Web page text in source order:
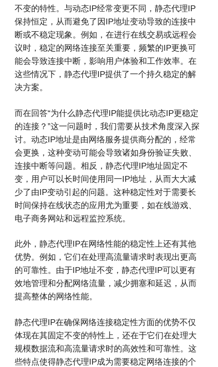
不变的特性。与动态IP经常变更不同，静态代理IP
保持恒定，从而避免了因IP地址变动导致的连接中
断或不稳定现象。例如，在进行在线交易或远程会
议时，稳定的网络连接至关重要，频繁的IP更换可
能会导致连接中断，影响用户体验和工作效率。在
这些情况下，静态代理IP提供了一个持久稳定的解
决方案。
而在回答“为什么静态代理IP能提供比动态IP更稳定
的连接？”这一问题时，我们需要从技术角度深入探
讨。动态IP地址是由网络服务提供商分配的，经常
会更换，这种变动可能会导致诸如身份验证失败、
连接中断等问题。相反，静态代理IP地址固定不
变，用户可以长时间使用同一IP地址，从而大大减
少了由IP变动引起的问题。这种稳定性对于需要长
时间保持在线状态的应用尤为重要，如在线游戏、
电子商务网站和远程监控系统。
此外，静态代理IP在网络性能的稳定性上还有其他
优势。例如，它们在处理高流量请求时表现出更高
的可靠性。由于IP地址不变，静态代理IP可以更有
效地管理和分配网络流量，减少拥塞和延迟，从而
提高整体的网络性能。
静态代理IP在确保网络连接稳定性方面的优势不仅
体现在其固定不变的特性上，还在于它们在处理大
规模数据流和高流量请求时的高效性和可靠性。这
些特点使得静态代理IP成为需要稳定网络连接的个